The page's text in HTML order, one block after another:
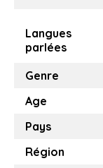
Langues
parlées
Genre
Age
Pays
Région